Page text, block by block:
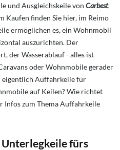
und Ausgleichskeile von Carbest,
Kaufen finden Sie hier, im Reimo
ermöglichen es, ein Wohnmobil
auszurichten. Der
der Wasserablauf - alles ist
oder Wohnmobile gerader
eigentlich Auffahrkeile für
auf Keilen? Wie richtet
Infos zum Thema Auffahrkeile
fürs